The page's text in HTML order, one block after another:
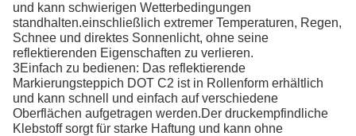
und kann schwierigen Wetterbedingungen
standhalten.einschließlich extremer Temperaturen, Regen,
Schnee und direktes Sonnenlicht, ohne seine
reflektierenden Eigenschaften zu verlieren.
3Einfach zu bedienen: Das reflektierende
Markierungsteppich DOT C2 ist in Rollenform erhältlich
und kann schnell und einfach auf verschiedene
Oberflächen aufgetragen werden.Der druckempfindliche
Klebstoff sorgt für starke Haftung und kann ohne